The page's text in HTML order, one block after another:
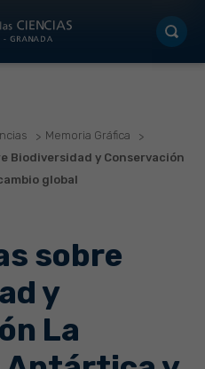
Memoria Gráfica
Biodiversidad y Conservación
global
sobre
y
La